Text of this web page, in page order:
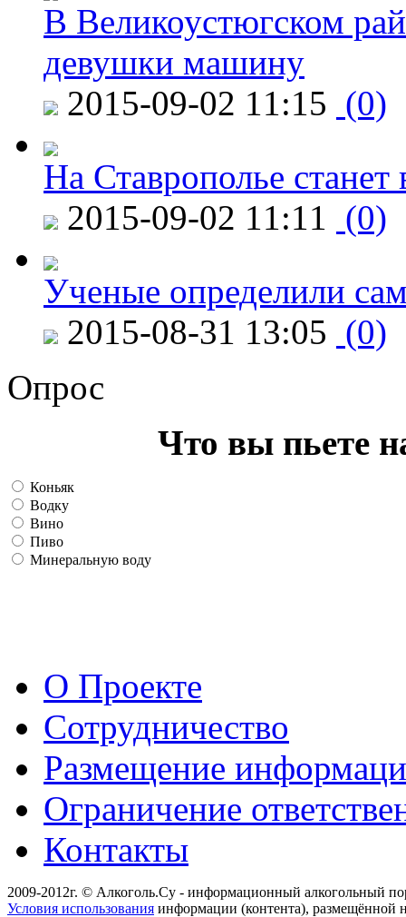
В Великоустюгском
девушки машину
2015-09-02 11:15 (0)
На Ставрополье
2015-09-02 11:11 (0)
Ученые определили
2015-08-31 13:05 (0)
Опрос
Что вы пьете
Коньяк
Водку
Вино
Пиво
Минеральную воду
О Проекте
Сотрудничество
Размещение
Ограничение
Контакты
2009-2012г. © Алкоголь.Су - информационный алкогольный
Условия использования информации (контента), размещённой